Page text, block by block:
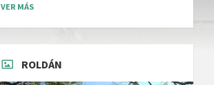
VER MÁS
ROLDÁN